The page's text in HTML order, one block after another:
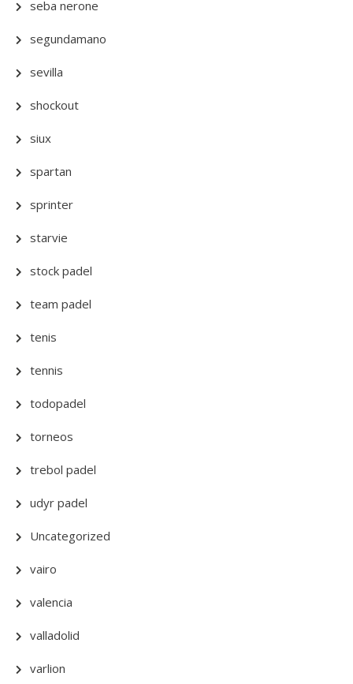
seba nerone
segundamano
sevilla
shockout
siux
spartan
sprinter
starvie
stock padel
team padel
tenis
tennis
todopadel
torneos
trebol padel
udyr padel
Uncategorized
vairo
valencia
valladolid
varlion